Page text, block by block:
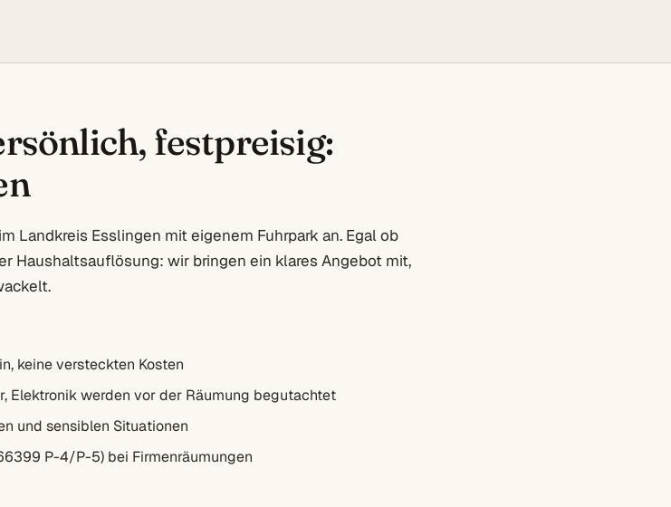
festpreisig:
Landkreis Esslingen mit eigenem Fuhrpark an. Egal ob
Haushaltsauflösung: wir bringen ein klares Angebot mit,
keine versteckten Kosten
Elektronik werden vor der Räumung begutachtet
und sensiblen Situationen
P-4/P-5) bei Firmenräumungen